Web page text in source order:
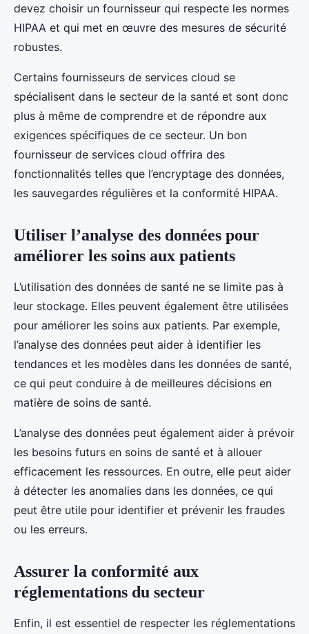
devez choisir un fournisseur qui respecte les normes
HIPAA et qui met en œuvre des mesures de sécurité
robustes.
Certains fournisseurs de services cloud se
spécialisent dans le secteur de la santé et sont donc
plus à même de comprendre et de répondre aux
exigences spécifiques de ce secteur. Un bon
fournisseur de services cloud offrira des
fonctionnalités telles que l’encryptage des données,
les sauvegardes régulières et la conformité HIPAA.
Utiliser l’analyse des données pour
améliorer les soins aux patients
L’utilisation des données de santé ne se limite pas à
leur stockage. Elles peuvent également être utilisées
pour améliorer les soins aux patients. Par exemple,
l’analyse des données peut aider à identifier les
tendances et les modèles dans les données de santé,
ce qui peut conduire à de meilleures décisions en
matière de soins de santé.
L’analyse des données peut également aider à prévoir
les besoins futurs en soins de santé et à allouer
efficacement les ressources. En outre, elle peut aider
à détecter les anomalies dans les données, ce qui
peut être utile pour identifier et prévenir les fraudes
ou les erreurs.
Assurer la conformité aux
réglementations du secteur
Enfin, il est essentiel de respecter les réglementations